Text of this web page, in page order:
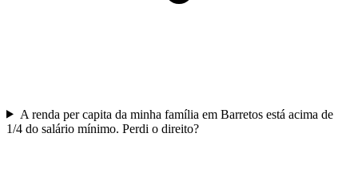
A renda per capita da minha família em Barretos está acima de
1/4 do salário mínimo. Perdi o direito?